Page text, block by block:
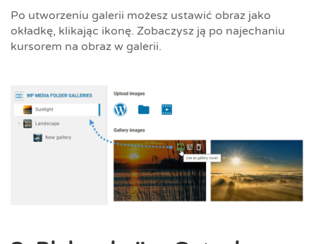
Po utworzeniu galerii możesz ustawić obraz jako
okładkę, klikając ikonę. Zobaczysz ją po najechaniu
kursorem na obraz w galerii.